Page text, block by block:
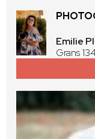
Emilie
Grans